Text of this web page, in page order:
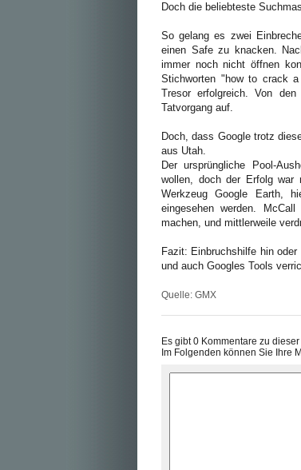
Doch die beliebteste
So gelang es zwei
einen Safe zu knacken.
immer noch nicht öffnen
Stichworten "how to crack
Tresor erfolgreich. Von
Tatvorgang auf.
Doch, dass Google trotz
aus Utah.
Der ursprüngliche Pool-
wollen, doch der Erfolg war
Werkzeug Google Earth,
eingesehen werden.
machen, und mittlerweile
Fazit: Einbruchshilfe hin
und auch Googles Tools
Quelle: GMX
Es gibt 0 Kommentare zu
Im Folgenden können Sie Ihre